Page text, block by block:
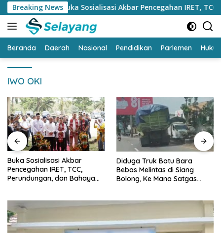
Langsung
ke
konten
Breaking News
Buka Sosialisasi Akbar Pencegahan IRET, TCC,
Beranda Daerah Nasional Pendidikan Parlemen
IWO OKI
Buka Sosialisasi Akbar
Pencegahan IRET, TCC,
Perundungan, dan Bahaya
bisa jaga diri, 60% masa
depan sudah ada di tangan”
Diduga Truk Batu Bara
Bebas Melintas di Siang
Bolong, Ke Mana Satgas